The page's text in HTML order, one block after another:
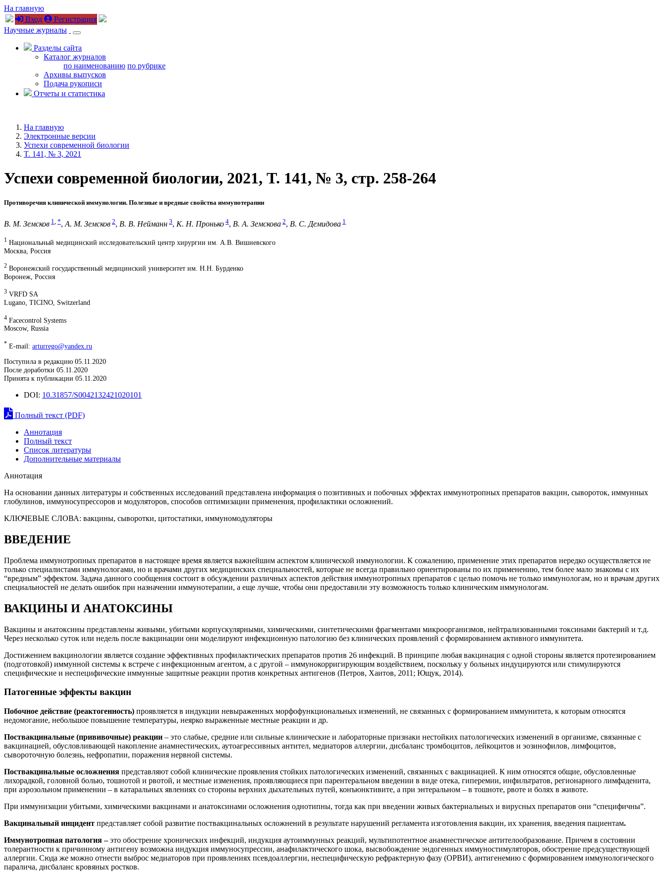
На главную
Вход
Регистрация
Научные журналы
Разделы сайта
Каталог журналов
по наименованию по рубрике
Архивы выпусков
Подача рукописи
Отчеты и статистика
На главную
Электронные версии
Успехи современной биологии
T. 141, № 3, 2021
Успехи современной биологии, 2021, T. 141, № 3, стр. 258-264
Противоречия клинической иммунологии. Полезные и вредные свойства иммунотерапии
В. М. Земсков 1 *, А. М. Земсков 2, В. В. Нейманн 3, К. Н. Пронько 4, В. А. Земскова 2, В. С. Демидова 1
1 Национальный медицинский исследовательский центр хирургии им. А.В. Вишневского
Москва, Россия
2 Воронежский государственный медицинский университет им. Н.Н. Бурденко
Воронеж, Россия
3 VRFD SA
Lugano, TICINO, Switzerland
4 Facecontrol Systems
Moscow, Russia
* E-mail: arturrego@yandex.ru
Поступила в редакцию 05.11.2020
После доработки 05.11.2020
Принята к публикации 05.11.2020
DOI: 10.31857/S0042132421020101
Полный текст (PDF)
Аннотация
Полный текст
Список литературы
Дополнительные материалы
Аннотация
На основании данных литературы и собственных исследований представлена информация о позитивных и побочных эффектах иммунотропных препаратов вакцин, сывороток, иммунных
глобулинов, иммуносупрессоров и модуляторов, способов оптимизации применения, профилактики осложнений.
КЛЮЧЕВЫЕ СЛОВА: вакцины, сыворотки, цитостатики, иммуномодуляторы
ВВЕДЕНИЕ
Проблема иммунотропных препаратов в настоящее время является важнейшим аспектом клинической иммунологии. К сожалению, применение этих препаратов нередко осуществляется не
только специалистами иммунологами, но и врачами других медицинских специальностей, которые не всегда правильно ориентированы по их применению, тем более мало знакомы с их
“вредным” эффектом. Задача данного сообщения состоит в обсуждении различных аспектов действия иммунотропных препаратов с целью помочь не только иммунологам, но и врачам других
специальностей не делать ошибок при назначении иммунотерапии, а еще лучше, чтобы они предоставили эту возможность только клиническим иммунологам.
ВАКЦИНЫ И АНАТОКСИНЫ
Вакцины и анатоксины представлены живыми, убитыми корпускулярными, химическими, синтетическими фрагментами микроорганизмов, нейтрализованными токсинами бактерий и т.д.
Через несколько суток или недель после вакцинации они моделируют инфекционную патологию без клинических проявлений с формированием активного иммунитета.
Достижением вакцинологии является создание эффективных профилактических препаратов против 26 инфекций. В принципе любая вакцинация с одной стороны является протезированием
(подготовкой) иммунной системы к встрече с инфекционным агентом, а с другой – иммунокорригирующим воздействием, поскольку у больных индуцируются или стимулируются
специфические и неспецифические иммунные защитные реакции против конкретных антигенов (Петров, Хаитов, 2011; Ющук, 2014).
Патогенные эффекты вакцин
Побочное действие (реактогенность) проявляется в индукции невыраженных морфофункциональных изменений, не связанных с формированием иммунитета, к которым относятся
недомогание, небольшое повышение температуры, неярко выраженные местные реакции и др.
Поствакцинальные (прививочные) реакции – это слабые, средние или сильные клинические и лабораторные признаки нестойких патологических изменений в организме, связанные с
вакцинацией, обусловливающей накопление анамнестических, аутоагрессивных антител, медиаторов аллергии, дисбаланс тромбоцитов, лейкоцитов и эозинофилов, лимфоцитов,
сывороточную болезнь, нефропатии, поражения нервной системы.
Поствакцинальные осложнения представляют собой клинические проявления стойких патологических изменений, связанных с вакцинацией. К ним относятся общие, обусловленные
лихорадкой, головной болью, тошнотой и рвотой, и местные изменения, проявляющиеся при парентеральном введении в виде отека, гиперемии, инфильтратов, регионарного лимфаденита,
при аэрозольном применении – в катаральных явлениях со стороны верхних дыхательных путей, конъюнктивите, а при энтеральном – в тошноте, рвоте и болях в животе.
При иммунизации убитыми, химическими вакцинами и анатоксинами осложнения однотипны, тогда как при введении живых бактериальных и вирусных препаратов они “специфичны”.
Вакцинальный инцидент представляет собой развитие поствакцинальных осложнений в результате нарушений регламента изготовления вакцин, их хранения, введения пациентам.
Иммунотропная патология –это обострение хронических инфекций, индукция аутоиммунных реакций, мультипотентное анамнестическое антителообразование. Причем в состоянии
толерантности к причинному антигену возможна индукция иммуносупрессии, анафилактического шока, высвобождение эндогенных иммуностимуляторов, обострение предсуществующей
аллергии. Сюда же можно отнести выброс медиаторов при проявлениях псевдоаллергии, неспецифическую рефрактерную фазу (ОРВИ), антигенемию с формированием иммунологического
паралича, дисбаланс кровяных ростков.